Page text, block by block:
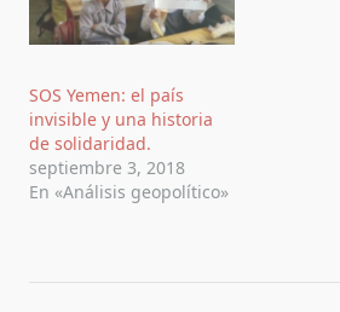
SOS Yemen: el país
invisible y una historia
de solidaridad.
septiembre 3, 2018
En «Análisis geopolítico»